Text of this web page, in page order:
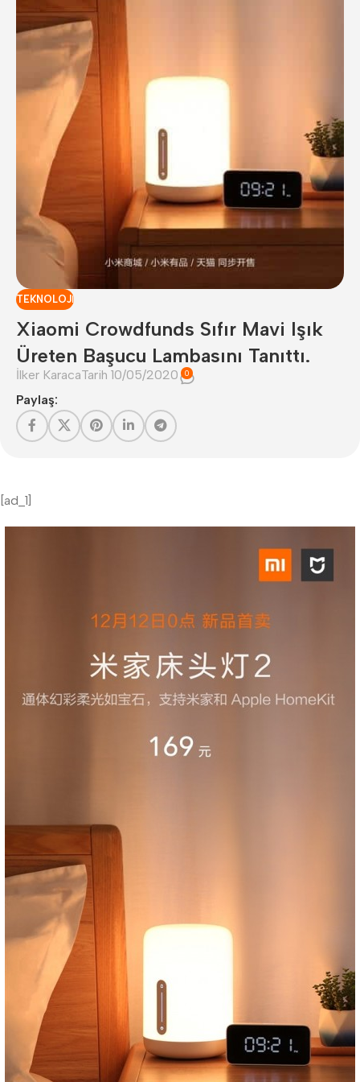
TEKNOLOJI
Xiaomi Crowdfunds Sıfır Mavi Işık
Üreten Başucu Lambasını Tanıttı.
İlker KaracaTarih 10/05/2020 0
Paylaş:
[ad_1]